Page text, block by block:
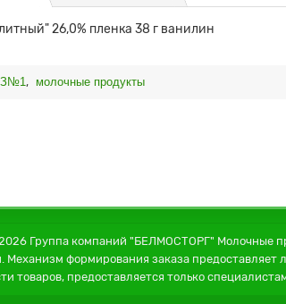
26,0% пленка 38 г ванилин
, молочные продукты
Группа компаний "БЕЛМОСТОРГ" Молочные
Механизм формирования заказа
товаров, предоставляется только